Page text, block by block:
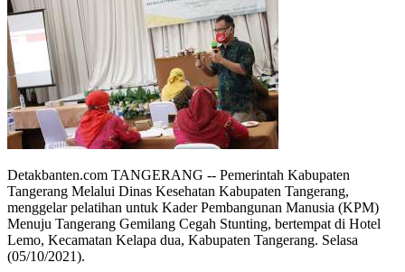
Detakbanten.com TANGERANG -- Pemerintah Kabupaten
Tangerang Melalui Dinas Kesehatan Kabupaten Tangerang,
menggelar pelatihan untuk Kader Pembangunan Manusia (KPM)
Menuju Tangerang Gemilang Cegah Stunting, bertempat di Hotel
Lemo, Kecamatan Kelapa dua, Kabupaten Tangerang. Selasa
(05/10/2021).